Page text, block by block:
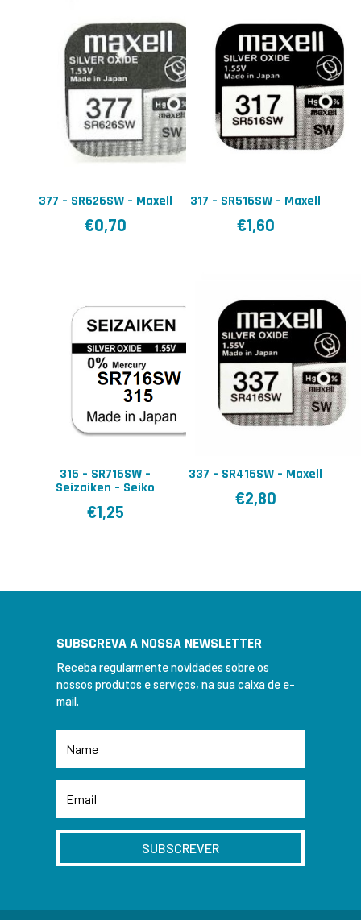
377 – SR626SW – Maxell
€0,70
317 – SR516SW – Maxell
€1,60
315 – SR716SW –
Seizaiken – Seiko
€1,25
337 – SR416SW – Maxell
€2,80
SUBSCREVA A NOSSA NEWSLETTER
Receba regularmente novidades sobre os
nossos produtos e serviços, na sua caixa de e-
mail.
SUBSCREVER